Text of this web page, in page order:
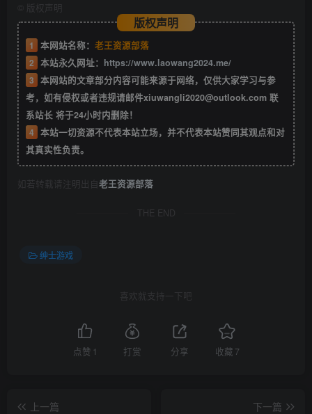
版权声明
版权声明
1 本网站名称： 老王资源部落
2 本站永久网址： https://www.laowang2024.me/
3 本网站的文章部分内容可能来源于网络，仅供大家学习与参
考，如有侵权或者违规请邮件xiuwangli2020@outlook.com 联
系站长 将于24小时内删除！
4 本站一切资源不代表本站立场，并不代表本站赞同其观点和对
其真实性负责。
如若转载请注明出自老王资源部落
THE END
绅士游戏
喜欢就支持一下吧
点赞 1 打赏 分享 收藏 7
上一篇
下一篇